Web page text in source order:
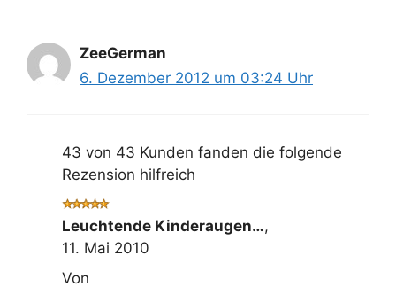
ZeeGerman
6. Dezember 2012 um 03:24 Uhr
43 von 43 Kunden fanden die folgende
Rezension hilfreich
Leuchtende Kinderaugen…,
11. Mai 2010
Von